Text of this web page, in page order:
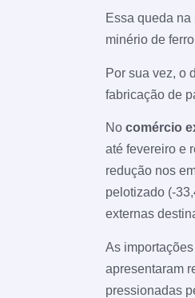
Essa queda
minério de
Por sua vez, o
fabricação de
No comércio
até fevereiro e
redução nos
pelotizado (-
externas
As
apresentaram
pressionadas